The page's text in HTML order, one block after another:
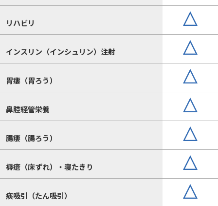
リハビリ
インスリン（インシュリン）注射
胃瘻（胃ろう）
鼻腔経管栄養
腸瘻（腸ろう）
褥瘡（床ずれ）・寝たきり
痰吸引（たん吸引）